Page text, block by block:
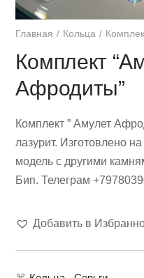
Главная Кольца
Комплект
Афродиты”
Комплект ” Амулет
лазурит. Изготовлено
модель с другими
Бип. Телеграм
Добавить в